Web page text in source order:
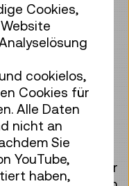
der
wir wichtigen
Von der
hin zur
voller
völlig
zielgerichteter
Cookies,
cookielos,
Cookies für
Alle Daten
nicht an
Sie
YouTube,
haben,